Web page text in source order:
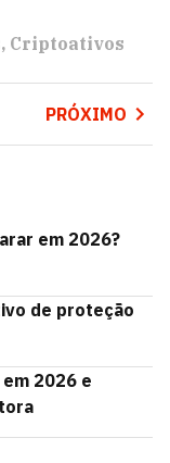
Criptoativos
PRÓXIMO
em 2026?
de proteção
2026 e